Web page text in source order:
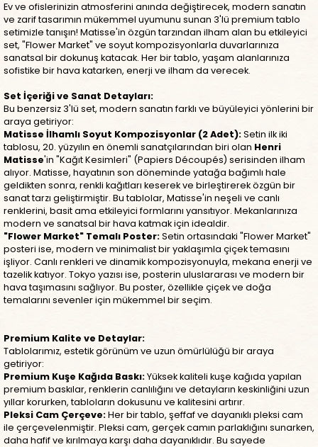
Ev ve ofislerinizin atmosferini anında değiştirecek, modern sanatın
ve zarif tasarımın mükemmel uyumunu sunan 3'lü premium tablo
setimizle tanışın! Matisse'in özgün tarzından ilham alan bu etkileyici
set, "Flower Market" ve soyut kompozisyonlarla duvarlarınıza
sanatsal bir dokunuş katacak. Her bir tablo, yaşam alanlarınıza
sofistike bir hava katarken, enerji ve ilham da verecek.
Set İçeriği ve Sanat Detayları:
Bu benzersiz 3'lü set, modern sanatın farklı ve büyüleyici yönlerini bir
araya getiriyor:
Matisse İlhamlı Soyut Kompozisyonlar (2 Adet):Setin ilk iki
tablosu, 20. yüzyılın en önemli sanatçılarından biri olan Henri
Matisse'in "Kağıt Kesimleri" (Papiers Découpés) serisinden ilham
alıyor. Matisse, hayatının son döneminde yatağa bağımlı hale
geldikten sonra, renkli kağıtları keserek ve birleştirerek özgün bir
sanat tarzı geliştirmiştir. Bu tablolar, Matisse'in neşeli ve canlı
renklerini, basit ama etkileyici formlarını yansıtıyor. Mekanlarınıza
modern ve sanatsal bir hava katmak için idealdir.
"Flower Market" Temalı Poster:Setin ortasındaki "Flower Market"
posteri ise, modern ve minimalist bir yaklaşımla çiçek temasını
işliyor. Canlı renkleri ve dinamik kompozisyonuyla, mekana enerji ve
tazelik katıyor. Tokyo yazısı ise, posterin uluslararası ve modern bir
hava taşımasını sağlıyor. Bu poster, özellikle çiçek ve doğa
temalarını sevenler için mükemmel bir seçim.
Premium Kalite ve Detaylar:
Tablolarımız, estetik görünüm ve uzun ömürlülüğü bir araya
getiriyor:
Premium Kuşe Kağıda Baskı:Yüksek kaliteli kuşe kağıda yapılan
premium baskılar, renklerin canlılığını ve detayların keskinliğini uzun
yıllar korurken, tabloların dokusunu ve kalitesini artırır.
Pleksi Cam Çerçeve:Her bir tablo, şeffaf ve dayanıklı pleksi cam
ile çerçevelenmiştir. Pleksi cam, gerçek camın parlaklığını sunarken,
daha hafif ve kırılmaya karşı daha dayanıklıdır. Bu sayede